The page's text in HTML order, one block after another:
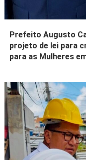
Prefeito Augusto
projeto de lei para
para as Mulheres